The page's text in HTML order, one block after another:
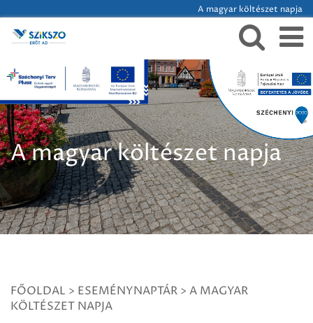
A magyar költészet napja
A magyar költészet napja
FŐOLDAL > ESEMÉNYNAPTÁR > A MAGYAR
KÖLTÉSZET NAPJA